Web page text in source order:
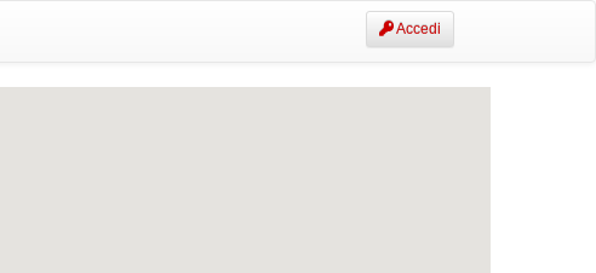
Accedi